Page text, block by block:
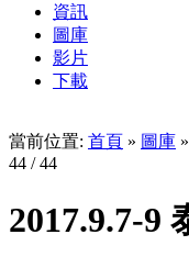
資訊
圖庫
影片
下載
當前位置: 首頁 » 圖庫 »
44 / 44
2017.9.7-9